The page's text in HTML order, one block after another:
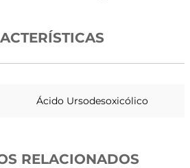
Ácido Ursodesoxicólico
RELACIONADOS